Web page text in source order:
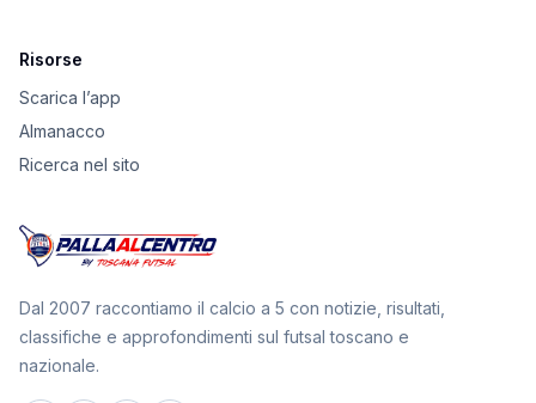
Risorse
Scarica l’app
Almanacco
Ricerca nel sito
Dal 2007 raccontiamo il calcio a 5 con notizie, risultati,
classifiche e approfondimenti sul futsal toscano e
nazionale.